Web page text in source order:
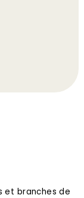
et branches de